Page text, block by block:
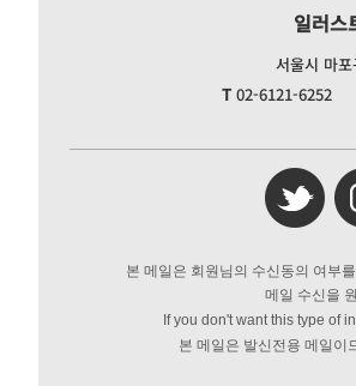
일러스
서울시 마
T02-6121-6252
본 메일은 회원님의 수신동의 여부
메일 수신을
If you don't want this type of
본 메일은 발신전용 메일이